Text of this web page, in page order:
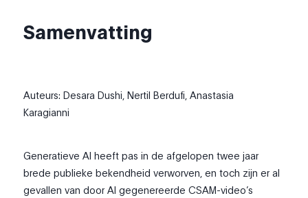
Samenvatting
Auteurs: Desara Dushi, Nertil Berdufi, Anastasia
Karagianni
Generatieve AI heeft pas in de afgelopen twee jaar
brede publieke bekendheid verworven, en toch zijn er al
gevallen van door AI gegenereerde CSAM-video’s